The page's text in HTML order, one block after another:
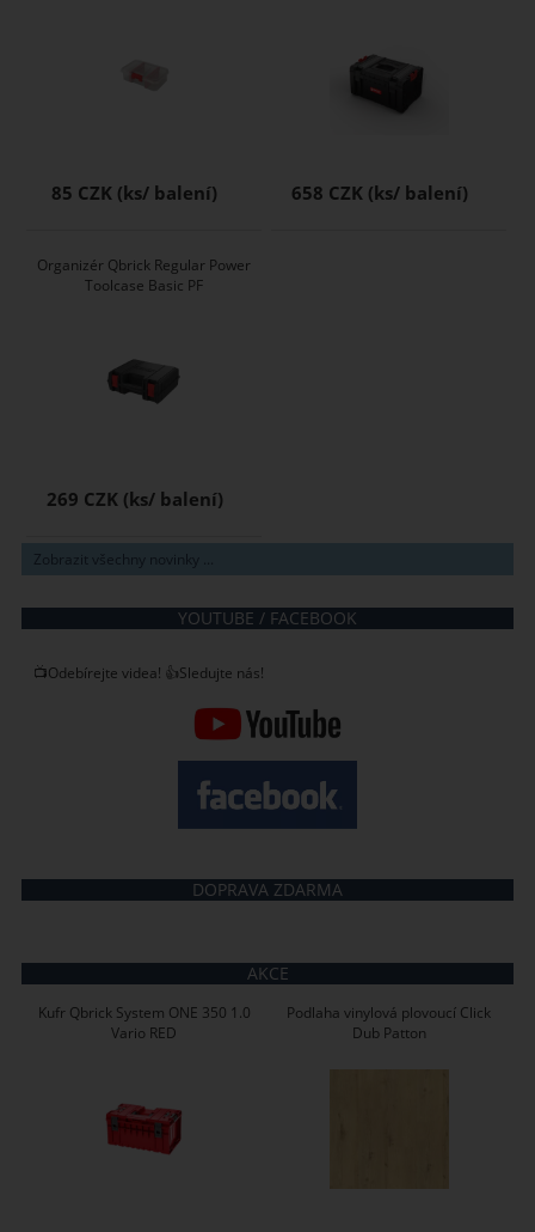
85 CZK 658 CZK
Organizér Qbrick Regular Power
Toolcase Basic PF
269 CZK
Zobrazit všechny novinky ...
YOUTUBE / FACEBOOK
📺Odebírejte videa! 👍Sledujte nás!
DOPRAVA ZDARMA
AKCE
Kufr Qbrick System ONE 350 1.0
Vario RED
Podlaha vinylová plovoucí Click
Dub Patton